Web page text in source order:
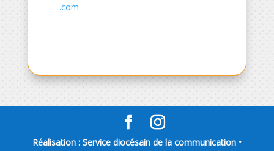
.com
Réalisation : Service diocésain de la communication •